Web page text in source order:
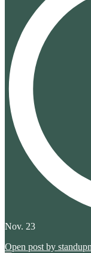
Nov. 23
Open post by